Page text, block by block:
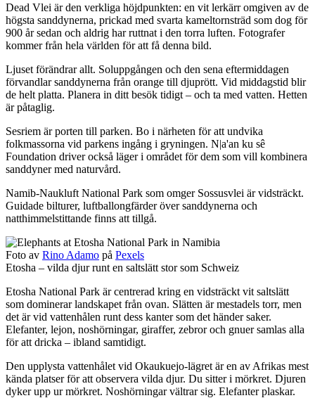
Dead Vlei är den verkliga höjdpunkten: en vit lerkärr omgiven av de
högsta sanddynerna, prickad med svarta kameltornsträd som dog för
900 år sedan och aldrig har ruttnat i den torra luften. Fotografer
kommer från hela världen för att få denna bild.
Ljuset förändrar allt. Soluppgången och den sena eftermiddagen
förvandlar sanddynerna från orange till djuprött. Vid middagstid blir
de helt platta. Planera in ditt besök tidigt – och ta med vatten. Hetten
är påtaglig.
Sesriem är porten till parken. Bo i närheten för att undvika
folkmassorna vid parkens ingång i gryningen. N|a'an ku sê
Foundation driver också läger i området för dem som vill kombinera
sanddyner med naturvård.
Namib-Naukluft National Park som omger Sossusvlei är vidsträckt.
Guidade bilturer, luftballongfärder över sanddynerna och
natthimmelstittande finns att tillgå.
Foto av Rino Adamo på Pexels
Etosha – vilda djur runt en saltslätt stor som Schweiz
Etosha National Park är centrerad kring en vidsträckt vit saltslätt
som dominerar landskapet från ovan. Slätten är mestadels torr, men
det är vid vattenhålen runt dess kanter som det händer saker.
Elefanter, lejon, noshörningar, giraffer, zebror och gnuer samlas alla
för att dricka – ibland samtidigt.
Den upplysta vattenhålet vid Okaukuejo-lägret är en av Afrikas mest
kända platser för att observera vilda djur. Du sitter i mörkret. Djuren
dyker upp ur mörkret. Noshörningar vältrar sig. Elefanter plaskar.